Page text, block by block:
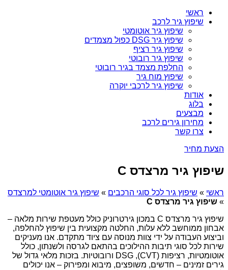
ראשי
שיפוץ גיר לרכב
שיפוץ גיר אוטומטי
שיפוץ גיר DSG כפול מצמדים
שיפוץ גיר רציף
שיפוץ גיר רובוטי
החלפת מצמד בגיר רובוטי
שיפוץ מוח גיר
שיפוץ גיר לרכבי יוקרה
אודות
בלוג
מבצעים
מחירון גירים לרכב
צרו קשר
הצעת מחיר
שיפוץ גיר מרצדס C
ראשי » שיפוץ גיר לכל סוגי הרכבים » שיפוץ גיר אוטומטי למרצדס
» שיפוץ גיר מרצדס C
שיפוץ גיר מרצדס C במכון גירטרוניק כולל מעטפת שירות מלאה –
אבחון ממוחשב ללא עלות, החלטה מקצועית בין שיפוץ להחלפה,
וביצוע העבודה על ידי צוות מנוסה עם ציוד מתקדם. אנו מעניקים
שירות לכל סוגי תיבות ההילוכים בהתאם לגרסה ולשנתון, כולל
אוטומטיות, רציפות (CVT), DSG ורובוטיות. בזכות מלאי גדול של
גירים זמינים – חדשים, משופצים, מיבוא ומפירוק – אנו יכולים